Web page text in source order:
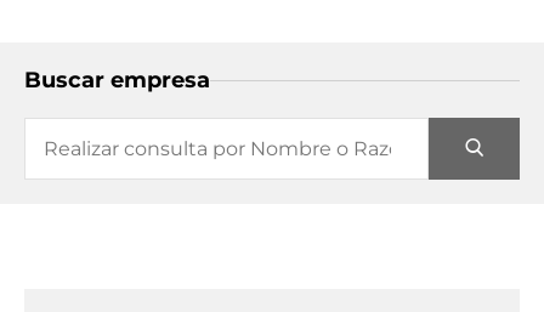
Buscar empresa